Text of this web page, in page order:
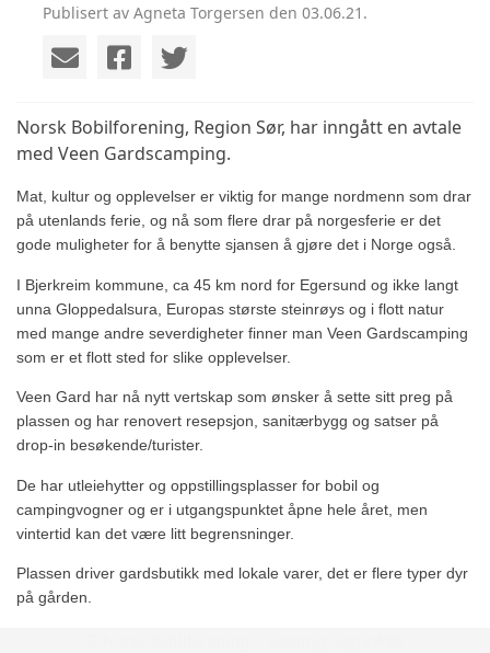
Publisert av Agneta Torgersen den 03.06.21.
Norsk Bobilforening, Region Sør, har inngått en avtale
med Veen Gardscamping.
Mat, kultur og opplevelser er viktig for mange nordmenn som drar
på utenlands ferie, og nå som flere drar på norgesferie er det
gode muligheter for å benytte sjansen å gjøre det i Norge også.
I Bjerkreim kommune, ca 45 km nord for Egersund og ikke langt
unna Gloppedalsura, Europas største steinrøys og i flott natur
med mange andre severdigheter finner man Veen Gardscamping
som er et flott sted for slike opplevelser.
Veen Gard har nå nytt vertskap som ønsker å sette sitt preg på
plassen og har renovert resepsjon, sanitærbygg og satser på
drop-in besøkende/turister.
De har utleiehytter og oppstillingsplasser for bobil og
campingvogner og er i utgangspunktet åpne hele året, men
vintertid kan det være litt begrensninger.
Plassen driver gardsbutikk med lokale varer, det er flere typer dyr
på gården.